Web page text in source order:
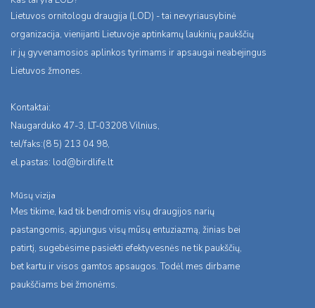
Lietuvos ornitologu draugija (LOD) - tai nevyriausybinė
organizacija, vienijanti Lietuvoje aptinkamų laukinių paukščių
ir jų gyvenamosios aplinkos tyrimams ir apsaugai neabejingus
Lietuvos žmones.
Kontaktai:
Naugarduko 47-3, LT-03208 Vilnius,
tel/faks:(8 5) 213 04 98,
el.pastas: lod@birdlife.lt
Mūsų vizija
Mes tikime, kad tik bendromis visų draugijos narių
pastangomis, apjungus visų mūsų entuziazmą, žinias bei
patirtį, sugebėsime pasiekti efektyvesnės ne tik paukščių,
bet kartu ir visos gamtos apsaugos. Todėl mes dirbame
paukščiams bei žmonėms.